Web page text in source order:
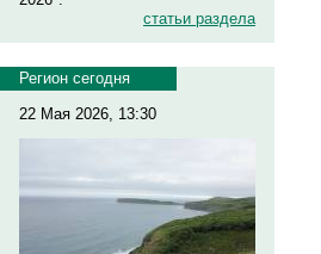
статьи раздела
Регион сегодня
22 Мая 2026, 13:30